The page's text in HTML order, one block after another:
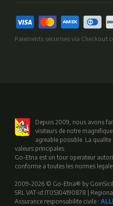
Paiements securises via
Depuis 2009, nous avons
visiteurs de notre
agreable possible. La
valeurs principales.
Go-Etna est un tour operateur
conforme a toutes les normes
2009-2026 © Go-Etna® by
SRL VAT-id:IT05304190878 |
Assurance responsabilite civile :